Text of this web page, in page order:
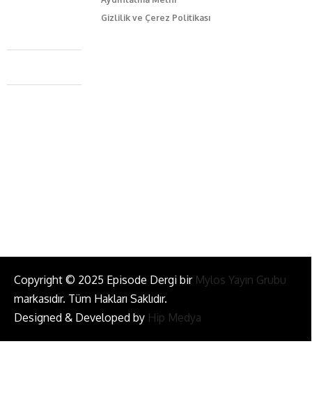
Gizlilik ve Çerez Politikası
Caferağa Mah. Dr. Şakir Paşa Sok. No3/A Kadıköy İstanbul
+90 543 345 46 00
Copyright © 2025 Episode Dergi bir Mylos Yayın Grubu
markasıdır. Tüm Hakları Saklıdır.
Designed & Developed by Hip Medya